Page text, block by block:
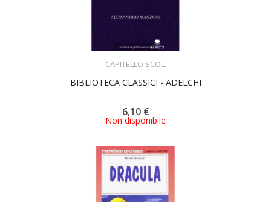
CAPITELLO SCOL.
BIBLIOTECA CLASSICI - ADELCHI
6,10 €
Non disponibile